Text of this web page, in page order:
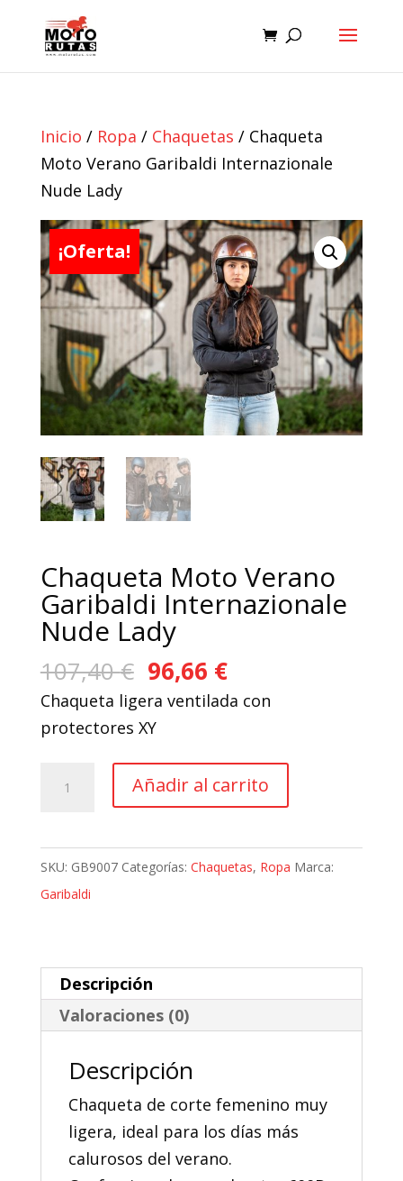
Inicio / Ropa / Chaquetas / Chaqueta
Moto Verano Garibaldi Internazionale
Nude Lady
¡Oferta!
Chaqueta Moto Verano
Garibaldi Internazionale
Nude Lady
107,40€ El
precio
original
107,40 €.
96,66 €El
precio
96,66 €.
Chaqueta ligera ventilada con
protectores XY
Internazionale
cantidad
Añadir al carrito
SKU: GB9007 Categorías: Chaquetas, Ropa Marca:
Garibaldi
Descripción
Valoraciones (0)
Descripción
Chaqueta de corte femenino muy
ligera, ideal para los días más
calurosos del verano.